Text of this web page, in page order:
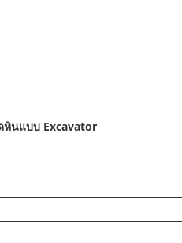
หินแบบ Excavator